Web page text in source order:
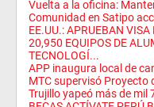
Vuelta a la oficina:
Comunidad en Satipo
EE.UU.: APRUEBAN
20,950 EQUIPOS DE
TECNOLOGÍ...
APP inaugura local de
MTC supervisó Proyecto
Trujillo yapeó más de mil